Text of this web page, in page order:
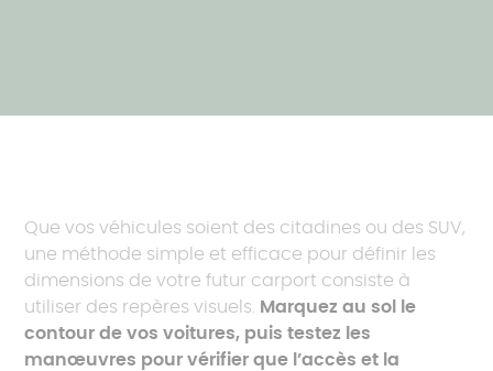
Que vos véhicules soient des citadines ou des SUV,
une méthode simple et efficace pour définir les
dimensions de votre futur carport consiste à
utiliser des repères visuels. Marquez au sol le
contour de vos voitures, puis testez les
manœuvres pour vérifier que l’accès et la